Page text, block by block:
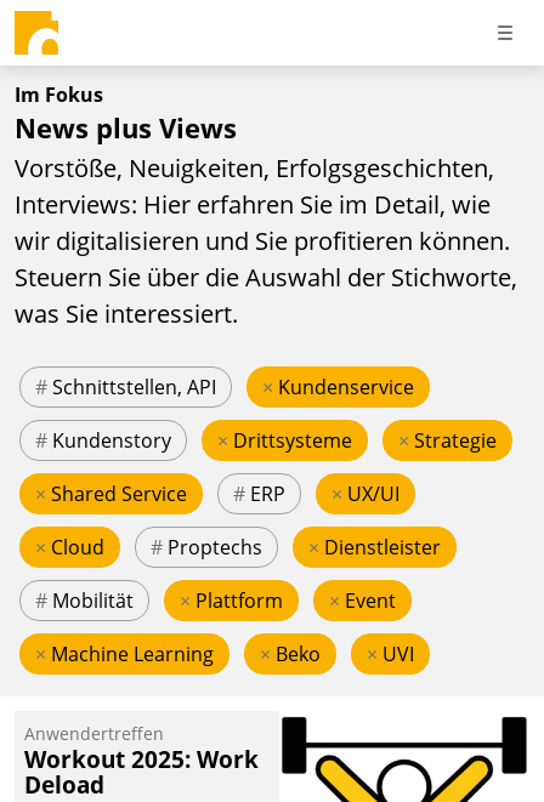
Im Fokus
News plus Views
Vorstöße, Neuigkeiten, Erfolgsgeschichten,
Interviews: Hier erfahren Sie im Detail, wie
wir digitalisieren und Sie profitieren können.
Steuern Sie über die Auswahl der Stichworte,
was Sie interessiert.
#Schnittstellen, API × Kundenservice
# Kundenstory × Drittsysteme × Strategie
× Shared Service # ERP × UX/UI
× Cloud # Proptechs × Dienstleister
# Mobilität × Plattform × Event
× Machine Learning × Beko × UVI
Anwendertreffen
Workout 2025: Work
Deload